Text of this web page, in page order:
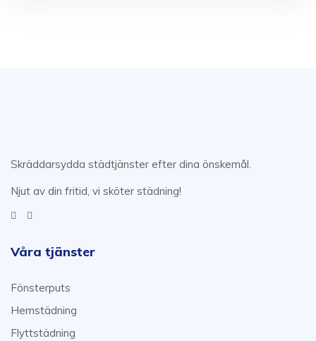
Skräddarsydda städtjänster efter dina önskemål.
Njut av din fritid, vi sköter städning!
Våra tjänster
Fönsterputs
Hemstädning
Flyttstädning